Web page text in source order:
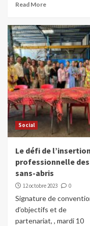
Read More
Social
Le défi de l’insertion
professionnelle des
sans-abris
12 octobre 2023 0
Signature de
d’objectifs et de
partenariat, , mardi 10